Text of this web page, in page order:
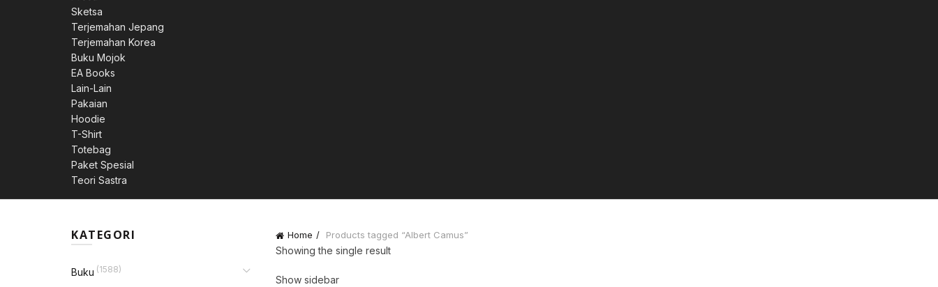
Sketsa
Terjemahan Jepang
Terjemahan Korea
Buku Mojok
EA Books
Lain-Lain
Pakaian
Hoodie
T-Shirt
Totebag
Paket Spesial
Teori Sastra
Home Products tagged “Albert Camus”
Showing the single result
Show sidebar
KATEGORI
Buku (1588)